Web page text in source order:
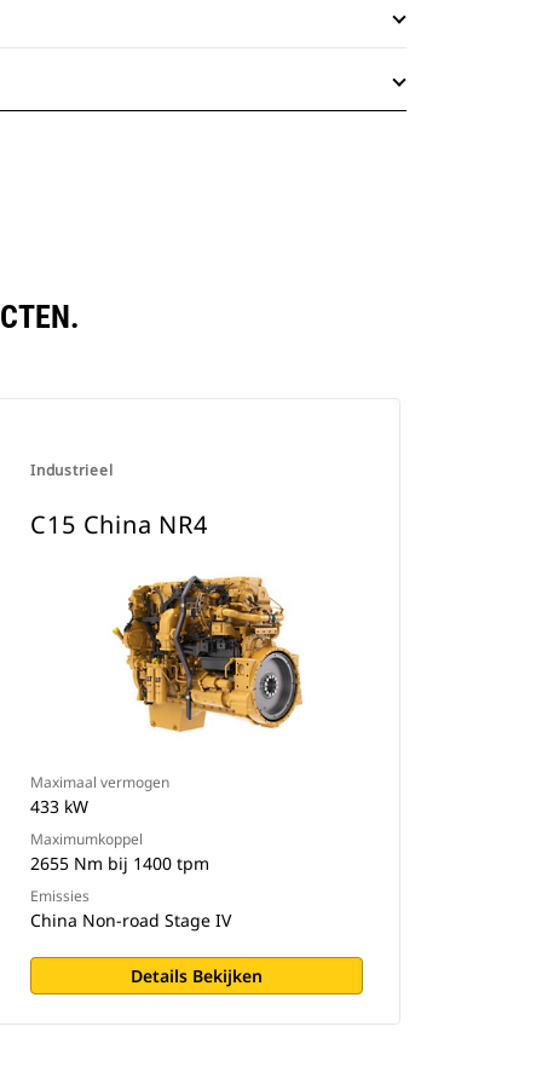
Industrieel
C15 China NR4
Maximaal vermogen
433 kW
Maximumkoppel
2655 Nm bij 1400 tpm
Emissies
China Non-road Stage IV
Details Bekijken